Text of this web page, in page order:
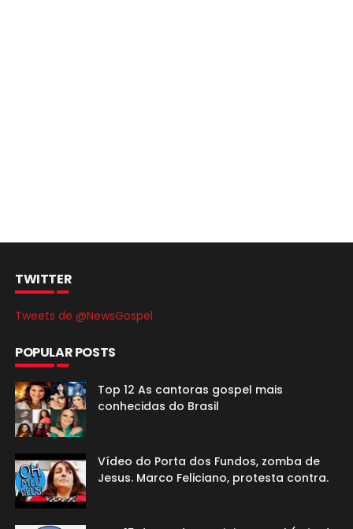
TWITTER
Tweets de @NewsGospel
POPULAR POSTS
Top 12 As cantoras gospel mais
conhecidas do Brasil
Vídeo do Porta dos Fundos, zomba de
Jesus. Marco Feliciano, protesta contra.